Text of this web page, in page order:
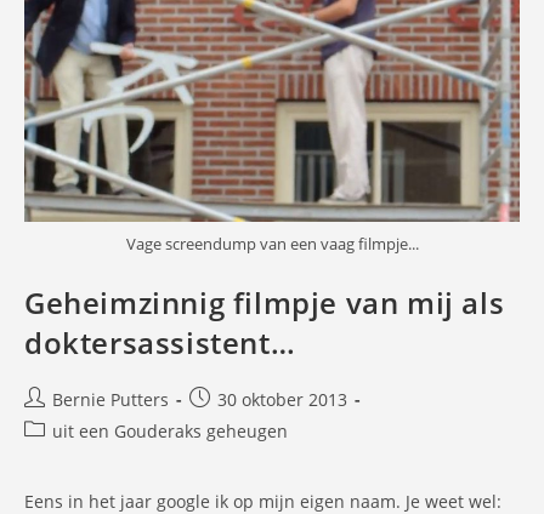
Vage screendump van een vaag filmpje...
Geheimzinnig filmpje van mij als
doktersassistent…
Bericht
auteur:
Bernie Putters
Bericht
gepubliceerd
op:
30 oktober 2013
Berichtcategorie:
uit een Gouderaks geheugen
Eens in het jaar google ik op mijn eigen naam. Je weet wel: